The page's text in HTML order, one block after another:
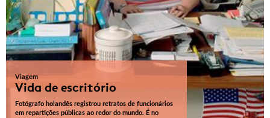
Viagem
Vida de escritório
Fotógrafo holandês registrou retratos de funcionários
em repartições públicas ao redor do mundo. É no